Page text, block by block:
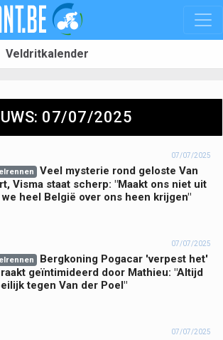
Veldritkalender
07/07/2025
07/07/2025
Veel mysterie rond geloste Van
Visma staat scherp: "Maakt ons niet uit
we heel België over ons heen krijgen"
07/07/2025
Bergkoning Pogacar 'verpest het'
geïntimideerd door Mathieu: "Altijd
tegen Van der Poel"
07/07/2025